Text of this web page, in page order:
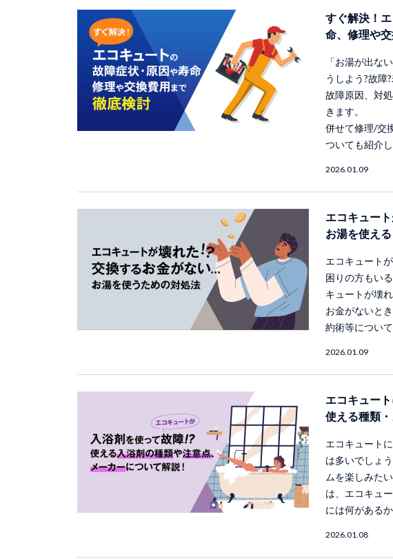
すぐ解決！
命、修理や
「お湯が出な
うしよう?故障
故障原因、対
きます。
併せて修理/交
ついても紹介し
2026.01.09
エコキュー
お湯を使え
エコキュート
困りの方もい
キュートが壊
お金がないと
約術等につい
2026.01.09
エコキュー
使える種類
エコキュート
は多いでしょ
ムを楽しみた
は、エコキュ
には何がある
2026.01.08